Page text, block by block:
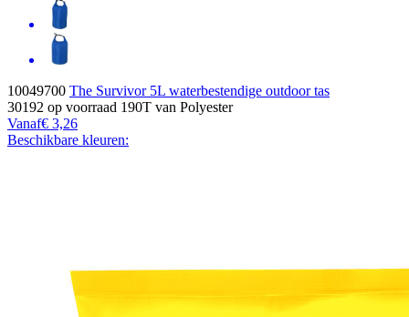
10049700 The Survivor 5L waterbestendige outdoor tas
30192 op voorraad 190T van Polyester
Vanaf€ 3,26
Beschikbare kleuren: